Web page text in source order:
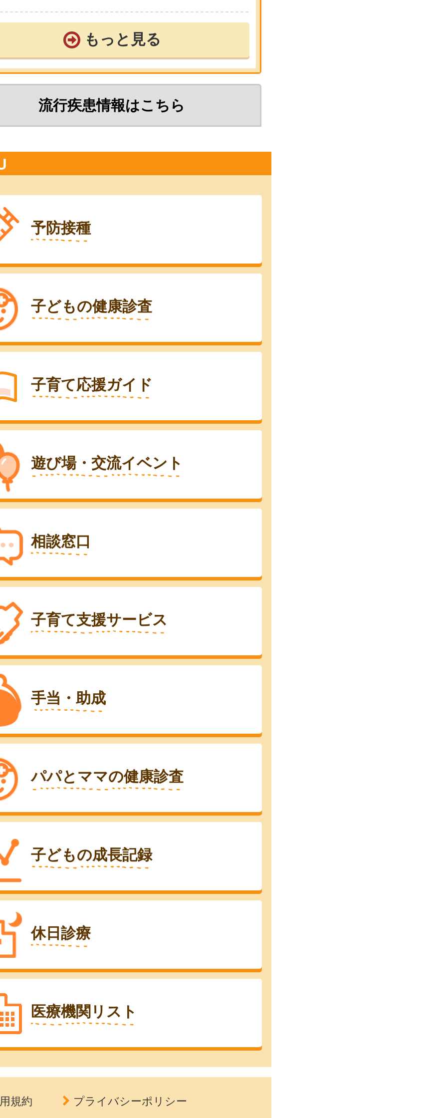
もっと見る
流行疾患情報はこちら
予防接種
子どもの健康診査
子育て応援ガイド
遊び場・交流イベント
相談窓口
子育て支援サービス
手当・助成
パパとママの健康診査
子どもの成長記録
休日診療
医療機関リスト
規約 プライバシーポリシー